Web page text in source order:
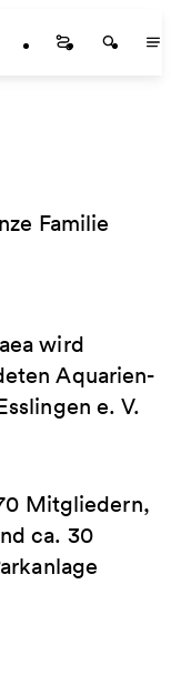
Startseite
Familie
wird
Aquarien-
e. V.
Mitgliedern,
ca. 30